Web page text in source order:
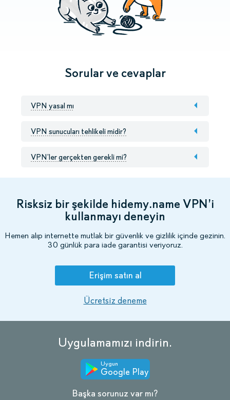
Sorular ve cevaplar
VPN yasal mı
VPN sunucuları tehlikeli midir?
VPN’ler gerçekten gerekli mi?
Risksiz bir şekilde hidemy.name VPN’i
kullanmayı deneyin
Hemen alıp internette mutlak bir güvenlik ve gizlilik içinde gezinin.
30 günlük para iade garantisi veriyoruz.
Erişim satın al
Ücretsiz deneme
Uygulamamızı indirin.
Uygun
Google Play
Başka sorunuz var mı?